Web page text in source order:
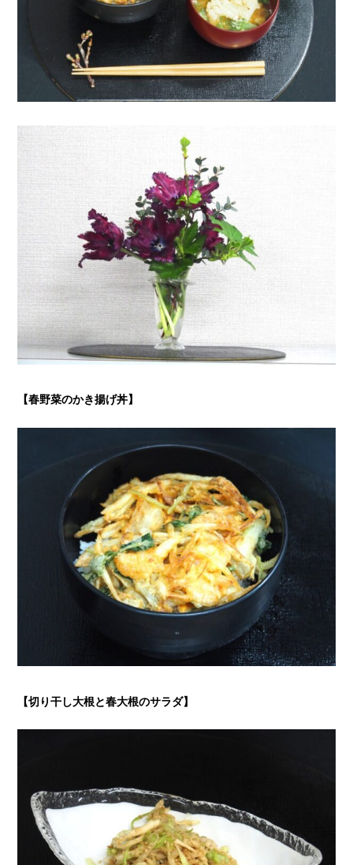
【春野菜のかき揚げ丼】
【切り干し大根と春大根のサラダ】